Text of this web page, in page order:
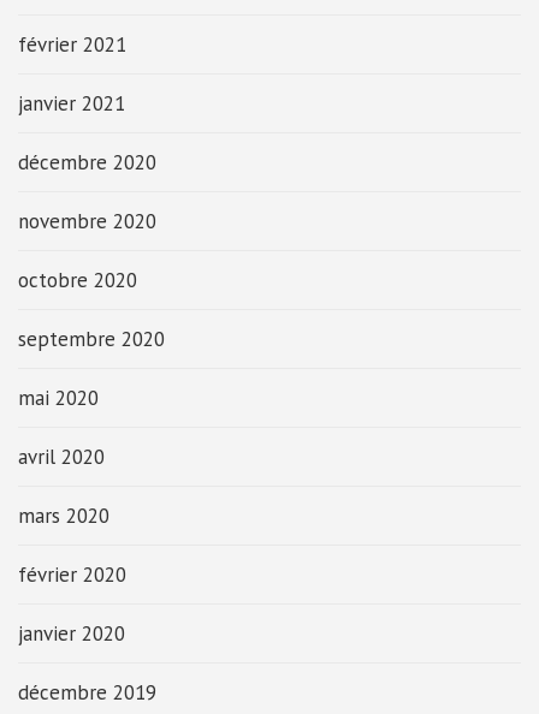
février 2021
janvier 2021
décembre 2020
novembre 2020
octobre 2020
septembre 2020
mai 2020
avril 2020
mars 2020
février 2020
janvier 2020
décembre 2019